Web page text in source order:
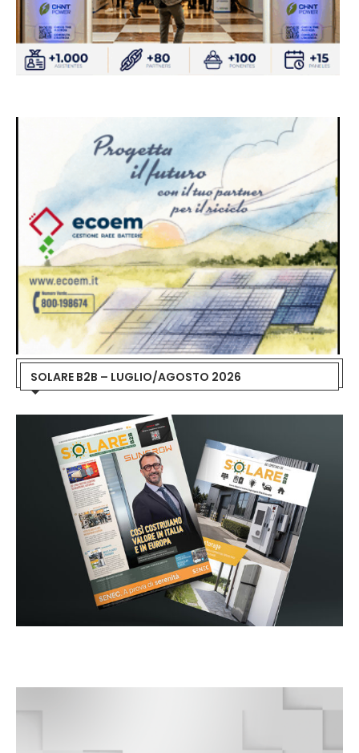
SOLARE B2B – LUGLIO/AGOSTO 2026